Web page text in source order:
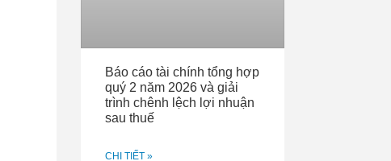
Báo cáo tài chính tổng hợp
quý 2 năm 2026 và giải
trình chênh lệch lợi nhuận
sau thuế
CHI TIẾT »